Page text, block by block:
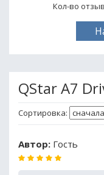
Кол-во
QStar A7
Сортировка:
Автор: Гость